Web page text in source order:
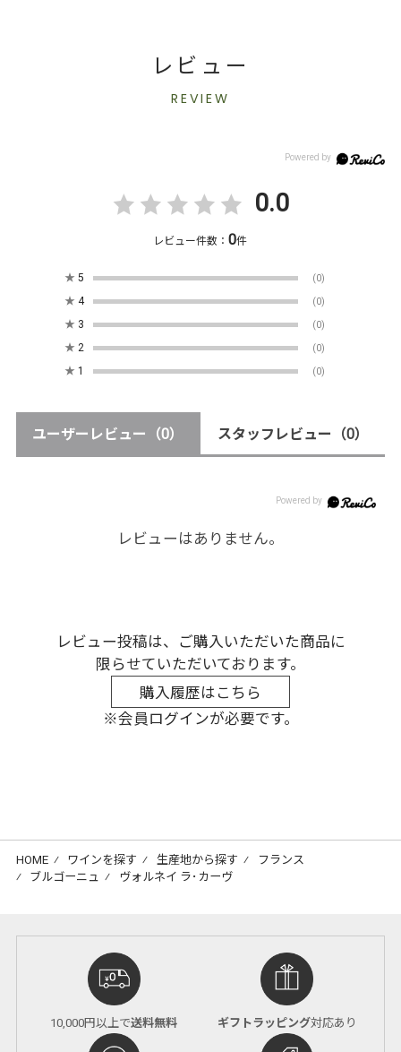
レビュー
REVIEW
0.0
レビュー件数：0件
★ 5 (0)
★ 4 (0)
★ 3 (0)
★ 2 (0)
★ 1 (0)
ユーザーレビュー （0） スタッフレビュー （0）
レビューはありません。
レビュー投稿は、ご購入いただいた商品に
限らせていただいております。
購入履歴はこちら
※会員ログインが必要です。
HOME ⁄ ワインを探す ⁄ 生産地から探す ⁄ フランス
⁄ ブルゴーニュ ⁄ ヴォルネイ ラ･カーヴ
10,000円以上で送料無料 ギフトラッピング対応あり